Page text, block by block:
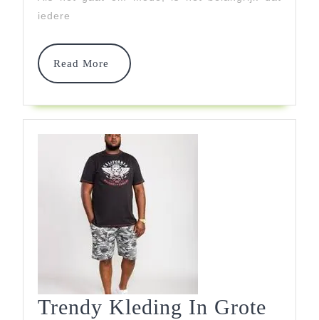
Winkel
iedere
Read More
Read
More
Trendy Kleding In Grote